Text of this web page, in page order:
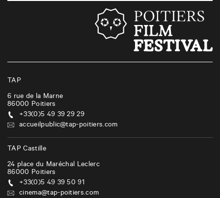
o
n
d
e
s
a
r
t
TAP
6 rue de la Marne
86000 Poitiers
+33(0)5 49 39 29 29
accueilpublic@tap-poitiers.com
TAP Castille
24 place du Maréchal Leclerc
86000 Poitiers
+33(0)5 49 39 50 91
cinema@tap-poitiers.com